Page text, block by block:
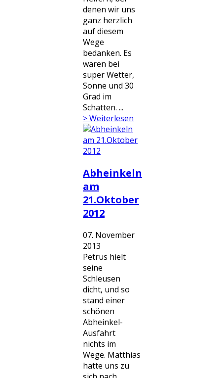
denen wir uns
ganz herzlich
auf diesem
Wege
bedanken. Es
waren bei
super Wetter,
Sonne und 30
Grad im
Schatten. ...
> Weiterlesen
Abheinkeln
am
21.Oktober
2012
07. November
2013
Petrus hielt
seine
Schleusen
dicht, und so
stand einer
schönen
Abheinkel-
Ausfahrt
nichts im
Wege. Matthias
hatte uns zu